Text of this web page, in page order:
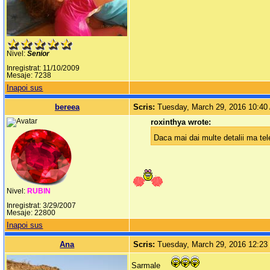
Nivel:Senior
Inregistrat: 11/10/2009
Mesaje: 7238
Inapoi sus
bereea Scris:Tuesday, March 29, 2016 10:40
Nivel: RUBIN
Inregistrat: 3/29/2007
Mesaje: 22800
roxinthya wrote:
Daca mai dai multe detalii ma
Inapoi sus
Ana Scris:Tuesday, March 29, 2016 12:23
Sarmale